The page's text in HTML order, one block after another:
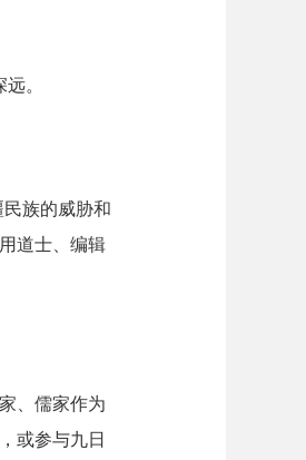
。
族的威胁和
道士、编辑
、儒家作为
或参与九日